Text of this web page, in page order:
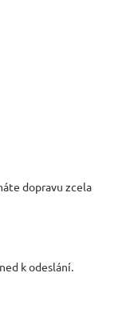
dopravu zcela
k odeslání.